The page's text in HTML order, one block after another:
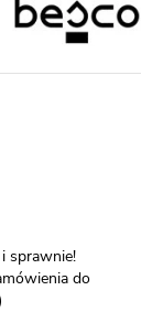
sprawnie!
do